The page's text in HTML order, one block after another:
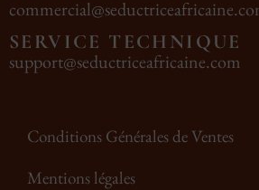
SERVICE TECHNIQUE
support@seductriceafricaine.com
Conditions Générales de Ventes
Mentions légales